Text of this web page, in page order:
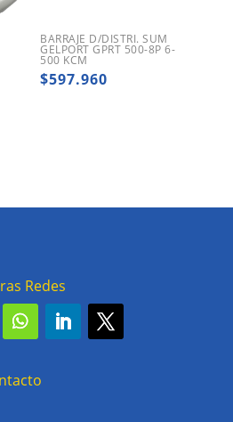
BARRAJE D/DISTRI. SUM
GELPORT GPRT 500-8P 6-
500 KCM
$597.960
Redes